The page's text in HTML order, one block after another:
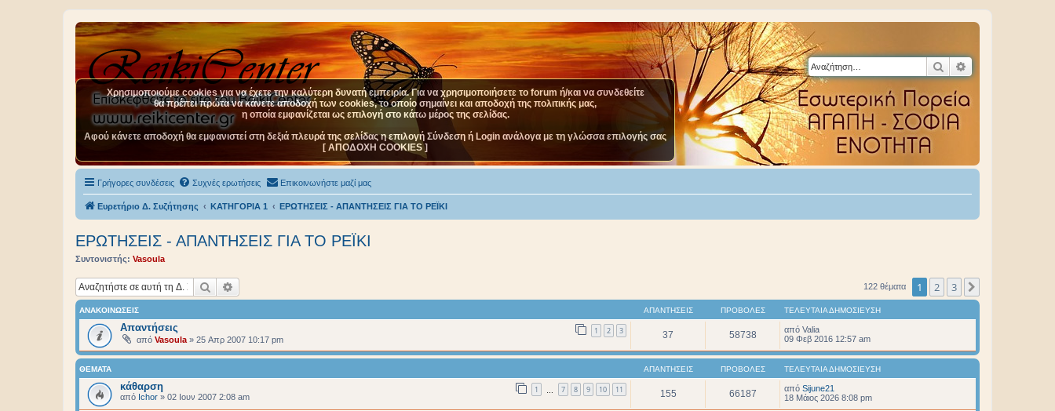
Αναζήτηση
Γρήγορες συνδέσεις Συχνές ερωτήσεις Επικοινωνήστε μαζί μας
Ευρετήριο Δ. Συζήτησης ΚΑΤΗΓΟΡΙΑ 1 ΕΡΩΤΗΣΕΙΣ - ΑΠΑΝΤΗΣΕΙΣ ΓΙΑ ΤΟ ΡΕΪΚΙ
ΕΡΩΤΗΣΕΙΣ - ΑΠΑΝΤΗΣΕΙΣ ΓΙΑ ΤΟ ΡΕΪΚΙ
Συντονιστής: Vasoula
Αναζήτηση 122 θέματα 1 2 3
ΑΝΑΚΟΙΝΏΣΕΙΣ ΑΠΑΝΤΉΣΕΙΣ ΠΡΟΒΟΛΈΣ ΤΕΛΕΥΤΑΊΑ ΔΗΜΟΣΊΕΥΣΗ
Aπαντήσεις
από Vasoula » 25 Απρ 2007 10:17 pm
1 2 3 37 58738 από Valia
09 Φεβ 2016 12:57 am
ΘΈΜΑΤΑ ΑΠΑΝΤΉΣΕΙΣ ΠΡΟΒΟΛΈΣ ΤΕΛΕΥΤΑΊΑ ΔΗΜΟΣΊΕΥΣΗ
κάθαρση
από Ichor » 02 Ιουν 2007 2:08 am
1 7 8 9 10 11 155 66187 από Sijune21
18 Μάιος 2026 8:08 pm
Χρησιμοποιούμε cookies για να έχετε την καλύτερη δυνατή εμπειρία. Για να χρησιμοποιήσετε το forum ή/και να συνδεθείτε
θα πρέπει πρώτα να κάνετε αποδοχή των cookies, το οποίο σημαίνει και αποδοχή της πολιτικής μας,
η οποία εμφανίζεται ως επιλογή στο κάτω μέρος της σελίδας.
Αφού κάνετε αποδοχή θα εμφανιστεί στη δεξιά πλευρά της σελίδας η επιλογή Σύνδεση ή Login ανάλογα με τη γλώσσα επιλογής σας
[ ΑΠΟΔΟΧΗ COOKIES ]